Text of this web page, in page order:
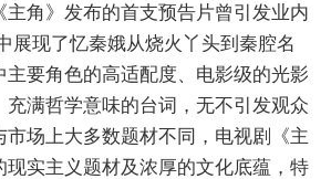
角》发布的首支预告片曾引发业内
展现了忆秦娥从烧火丫头到秦腔名
主要角色的高适配度、电影级的光影
充满哲学意味的台词，无不引发观众
市场上大多数题材不同，电视剧《主
现实主义题材及浓厚的文化底蕴，特